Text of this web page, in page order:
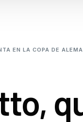
EN LA COPA DE